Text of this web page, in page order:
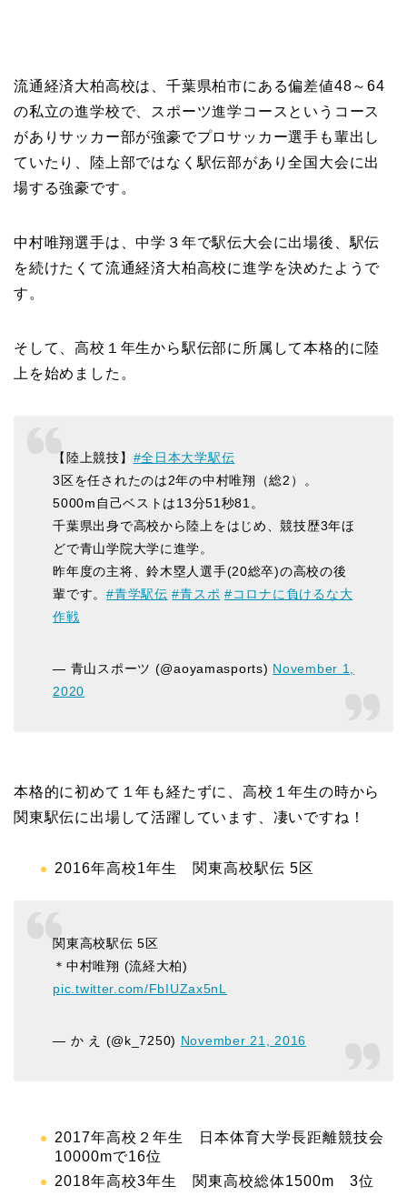
流通経済大柏高校は、千葉県柏市にある偏差値48～64
の私立の進学校で、スポーツ進学コースというコース
がありサッカー部が強豪でプロサッカー選手も輩出し
ていたり、陸上部ではなく駅伝部があり全国大会に出
場する強豪です。
中村唯翔選手は、中学３年で駅伝大会に出場後、駅伝
を続けたくて流通経済大柏高校に進学を決めたようで
す。
そして、高校１年生から駅伝部に所属して本格的に陸
上を始めました。
【陸上競技】 #全日本大学駅伝
3区を任されたのは2年の中村唯翔（総2）。
5000m自己ベストは13分51秒81。
千葉県出身で高校から陸上をはじめ、競技歴3年ほ
どで青山学院大学に進学。
昨年度の主将、鈴木塁人選手(20総卒)の高校の後
輩です。#青学駅伝 #青スポ #コロナに負けるな大
作戦
— 青山スポーツ (@aoyamasports) November 1,
2020
本格的に初めて１年も経たずに、高校１年生の時から
関東駅伝に出場して活躍しています、凄いですね！
2016年高校1年生 関東高校駅伝 5区
関東高校駅伝 5区
＊中村唯翔 (流経大柏)
pic.twitter.com/FbIUZax5nL
— か え (@k_7250) November 21, 2016
2017年高校２年生 日本体育大学長距離競技会
10000mで16位
2018年高校3年生 関東高校総体1500m 3位